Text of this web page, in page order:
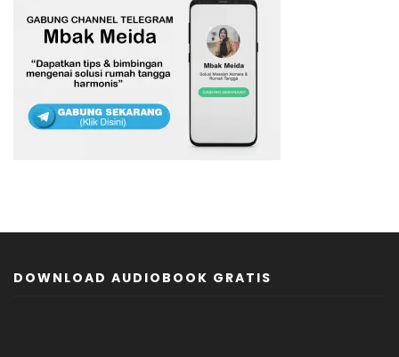
DOWNLOAD AUDIOBOOK GRATIS